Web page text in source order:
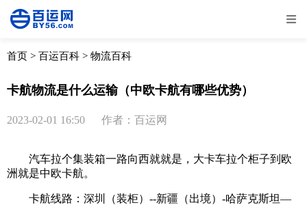
全部 物流资讯
取消
首页 > 百运百科 > 物流百科
卡航物流是什么运输（中欧卡航有哪些优势）
2023-02-01 16:50 作者：百运网
汽车拉个集装箱一路向西就就是，大卡车拉个柜子到欧
洲就是中欧卡航。
卡航线路：深圳（装柜）--新疆（出境）-哈萨克斯坦—